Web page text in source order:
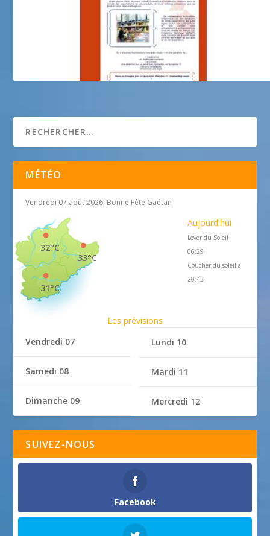
MÉTÉO
Vendredi 07 août 2026, Bonne Fête Gaétan
33°C
32°C
31°C
Aujourd'hui
Lever du Soleil
06:29
Coucher du soleil à
20:43
Les prévisions
Vendredi 07
Samedi 08
Dimanche 09
Lundi 10
Mardi 11
Mercredi 12
SUIVEZ-NOUS
Facebook